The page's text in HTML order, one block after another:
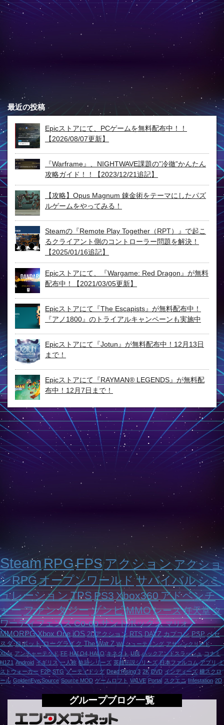
最近の投稿
Epicストアにて、PCゲームを無料配布中！！
【2026/08/07更新】
『Warframe』、NIGHTWAVE課題の”冷徹”かんたん
攻略ガイド！！【2023/12/21追記】
【攻略】Opus Magnum 錬金術をテーマにしたパズ
ルゲームをやってみる！
Steamの『Remote Play Together（RPT）』で起こ
るクライアント側のコントローラー問題を解決！
【2025/01/16追記】
Epicストアにて、『Wargame: Red Dragon』が無料
配布中！【2021/03/05更新】
Epicストアにて『The Escapists』が無料配布中！
『アノ1800』のトライアルキャンペーンも実施中
Epicストアにて『Jotun』が無料配布中！12月13日
まで！
Epicストアにて『RAYMAN® LEGENDS』が無料配
布中！12月7日まで！
SteamRPGFPS アクションアクショ
ンRPGオープンワールド サバイバルシミ
ュレーション TPS PS3 Xbox360 アドベンチ
ャーファンタジーゾンビMMOレース 任天堂 タ
ワーディフェンス Co-op サンドボックス マリオ
MMORPG Xbox One iOS 2Dアクション RTS DAYZ カプコン PSP ベセ
スダ ロボット ローグライク The War Z Wii シューティング アサシンクリード
Xbox アンチャーテッド FF HALO4 HALO キネクト UBI ハックアンドスラッシュ
コナミ
H1Z1 Android イギリス 一人称 軌跡シリーズ 英雄伝説シリーズ 日本ファルコム アプリ ミ
ストウォーカー F2P STG ノーティドッグ Dead Rising 3 2K DVD インディーズ 横スクロ
ール GoldenEye:Source Source MOD ゲームロフト VALVE Portal スクエニ Infestation 2D
グループブログ一覧